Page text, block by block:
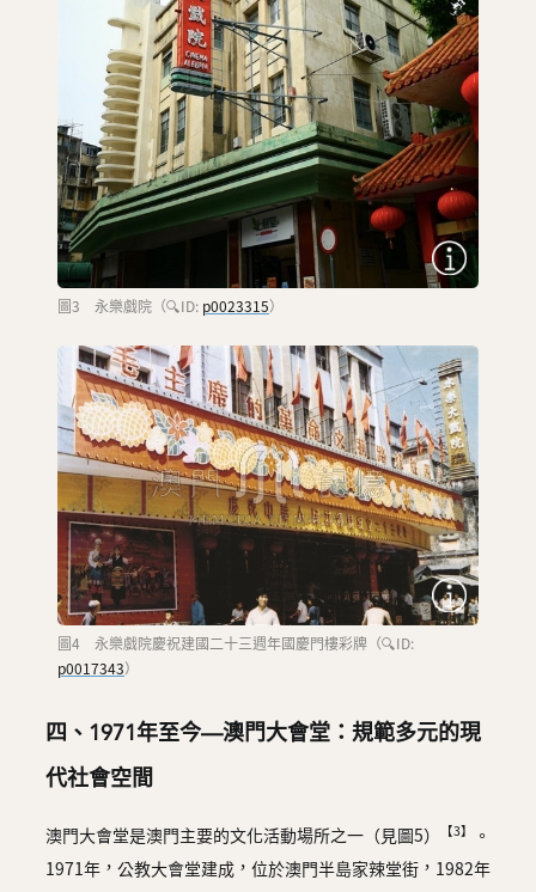
圖3 永樂戲院（🔍ID: p0023315）
圖4 永樂戲院慶祝建國二十三週年國慶門樓彩牌（🔍ID:
p0017343）
四、1971年至今—澳門大會堂：規範多元的現
代社會空間
澳門大會堂是澳門主要的文化活動場所之一（見圖5） 【3】
。
1971年，公教大會堂建成，位於澳門半島家辣堂街，1982年